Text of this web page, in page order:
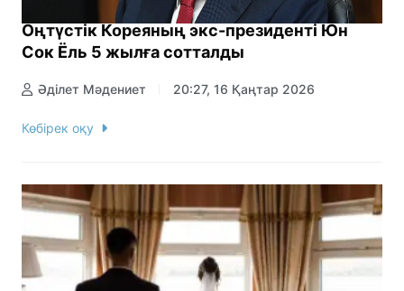
Оңтүстік Кореяның экс-президенті Юн
Сок Ёль 5 жылға сотталды
Әділет Мәдениет 20:27, 16 Қаңтар 2026
Көбірек оқу